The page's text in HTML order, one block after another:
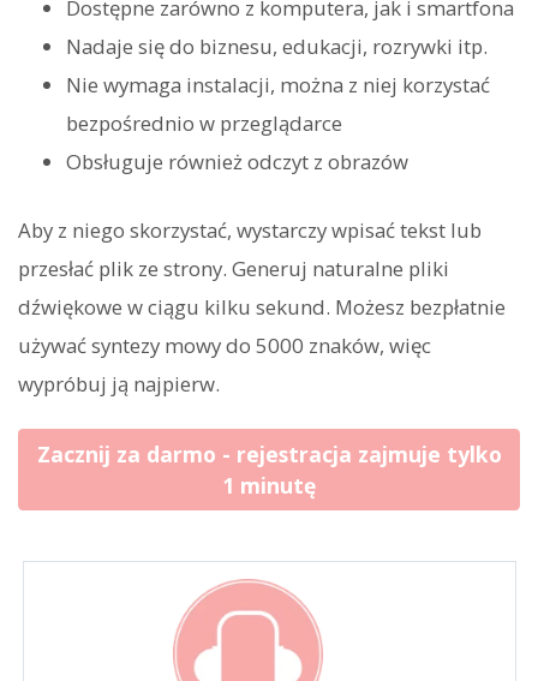
Dostępne zarówno z komputera, jak i smartfona
Nadaje się do biznesu, edukacji, rozrywki itp.
Nie wymaga instalacji, można z niej korzystać
bezpośrednio w przeglądarce
Obsługuje również odczyt z obrazów
Aby z niego skorzystać, wystarczy wpisać tekst lub
przesłać plik ze strony. Generuj naturalne pliki
dźwiękowe w ciągu kilku sekund. Możesz bezpłatnie
używać syntezy mowy do 5000 znaków, więc
wypróbuj ją najpierw.
Zacznij za darmo - rejestracja zajmuje tylko
1 minutę